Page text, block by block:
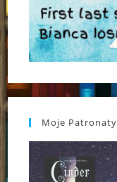
Moje Patronaty